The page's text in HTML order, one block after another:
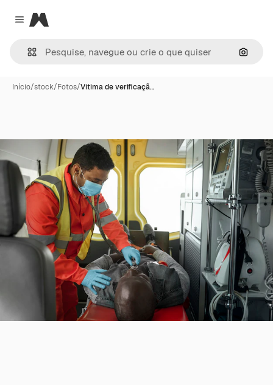
Close menu
Magnific
Início/stock/Fotos/Vítima de verificaçã…